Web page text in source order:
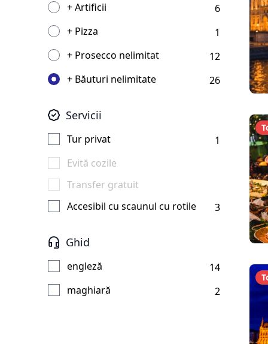
+ Artificii
6
+ Pizza
1
+ Prosecco nelimitat
12
+ Băuturi nelimitate
26
Servicii
Tur privat
1
Evită cozile
Transfer gratuit
Accesibil cu scaunul cu rotile
3
Ghid
engleză
14
maghiară
2